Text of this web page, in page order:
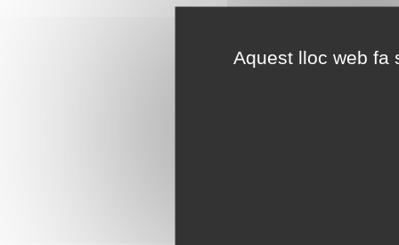
Aquest lloc web fa